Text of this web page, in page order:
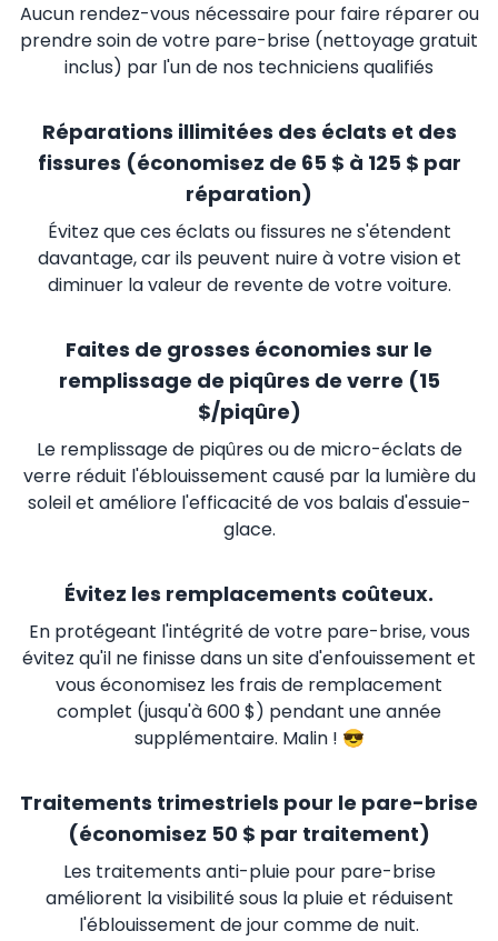
Aucun rendez-vous nécessaire pour faire réparer ou
prendre soin de votre pare-brise (nettoyage gratuit
inclus) par l'un de nos techniciens qualifiés
Réparations illimitées des éclats et des
fissures (économisez de 65 $ à 125 $ par
réparation)
Évitez que ces éclats ou fissures ne s'étendent
davantage, car ils peuvent nuire à votre vision et
diminuer la valeur de revente de votre voiture.
Faites de grosses économies sur le
remplissage de piqûres de verre (15
$/piqûre)
Le remplissage de piqûres ou de micro-éclats de
verre réduit l'éblouissement causé par la lumière du
soleil et améliore l'efficacité de vos balais d'essuie-
glace.
Évitez les remplacements coûteux.
En protégeant l'intégrité de votre pare-brise, vous
évitez qu'il ne finisse dans un site d'enfouissement et
vous économisez les frais de remplacement
complet (jusqu'à 600 $) pendant une année
supplémentaire. Malin ! 😎
Traitements trimestriels pour le pare-brise
(économisez 50 $ par traitement)
Les traitements anti-pluie pour pare-brise
améliorent la visibilité sous la pluie et réduisent
l'éblouissement de jour comme de nuit.